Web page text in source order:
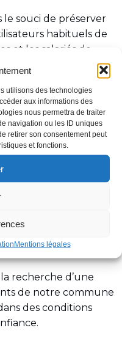
utilisons des technologies
aux informations des
nous permettra de traiter
navigation ou les ID uniques
retirer son consentement peut
et fonctions.
Mentions légales
le souci de préserver
habituels de
et les salariés de
ainsi que les
nombreuses années,
se poursuivait en
et qu’aucuns
n’avaient été
œuvre afin que
accessible à
des analyses
qui en découleront.
recherche d’une
de notre commune
des conditions